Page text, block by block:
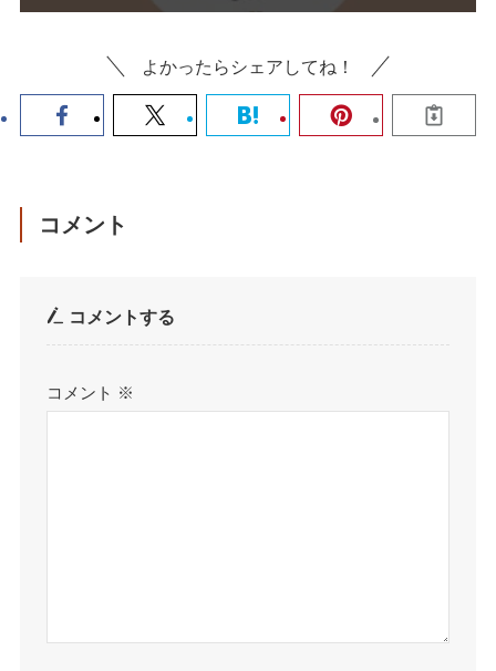
よかったらシェアしてね！
コメント
コメントする
コメント ※